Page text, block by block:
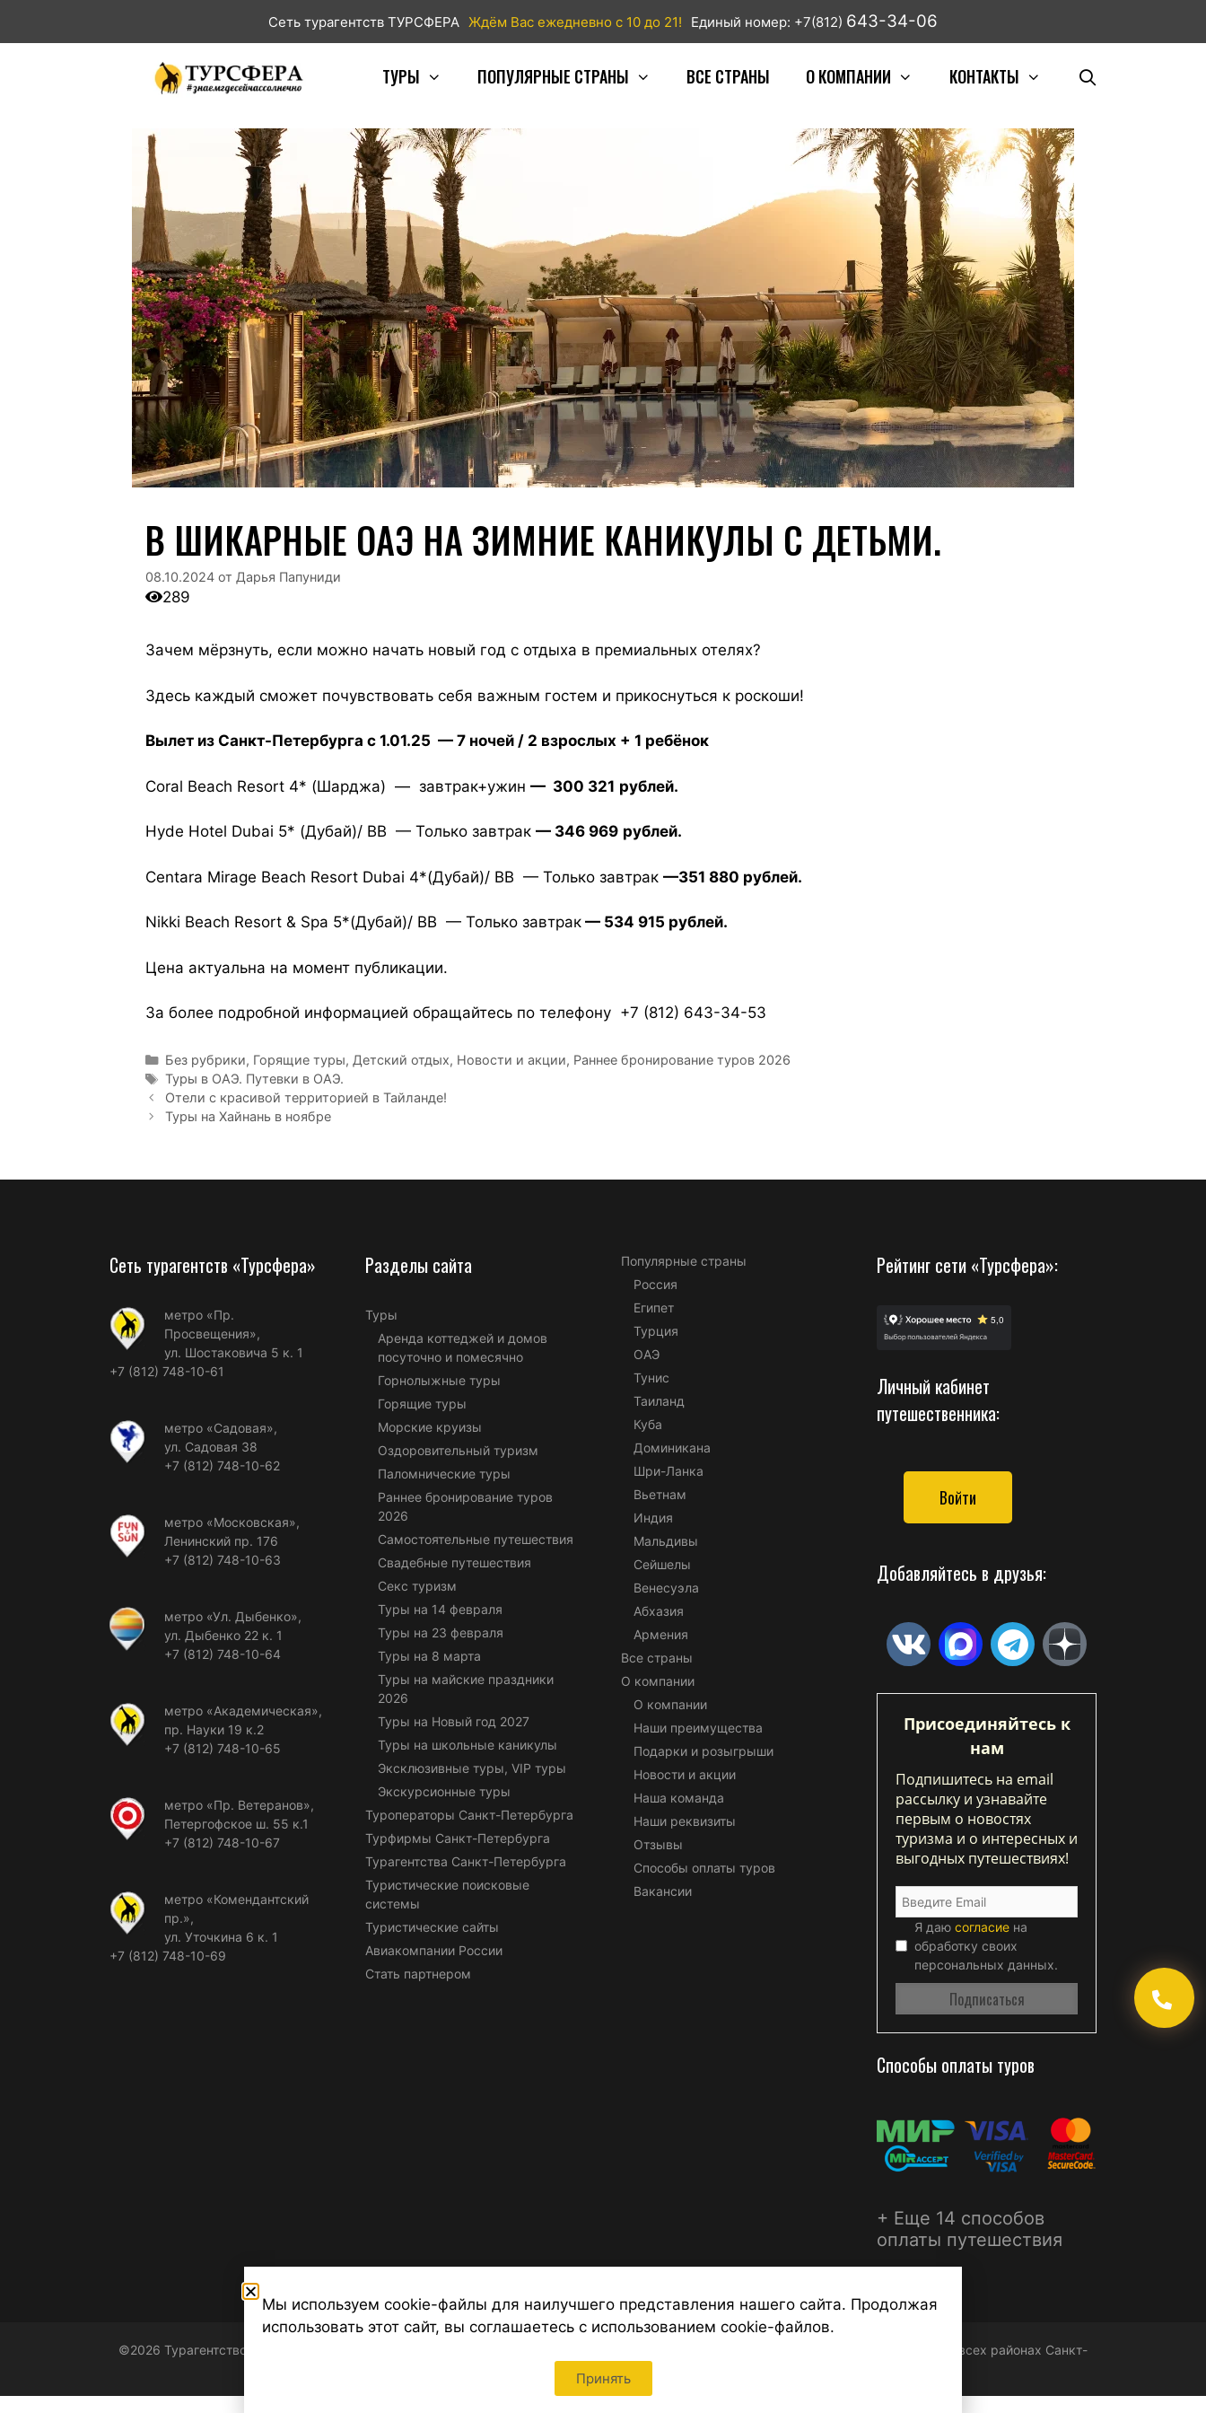
Сеть турагентств ТУРСФЕРА Ждём Вас ежедневно с 10 до 21! Единый номер: +7(812) 643-34-06
ТУРЫ ПОПУЛЯРНЫЕ СТРАНЫ ВСЕ СТРАНЫ О КОМПАНИИ КОНТАКТЫ
В ШИКАРНЫЕ ОАЭ НА ЗИМНИЕ КАНИКУЛЫ С ДЕТЬМИ.
08.10.2024 от Дарья Папуниди
289
Зачем мёрзнуть, если можно начать новый год с отдыха в премиальных отелях?
Здесь каждый сможет почувствовать себя важным гостем и прикоснуться к роскоши!
Вылет из Санкт-Петербурга с 1.01.25 — 7 ночей / 2 взрослых + 1 ребёнок
Coral Beach Resort 4* (Шарджа) — завтрак+ужин — 300 321 рублей.
Hyde Hotel Dubai 5* (Дубай)/ BB — Только завтрак — 346 969 рублей.
Centara Mirage Beach Resort Dubai 4*(Дубай)/ BB — Только завтрак —351 880 рублей.
Nikki Beach Resort & Spa 5*(Дубай)/ BB — Только завтрак — 534 915 рублей.
Цена актуальна на момент публикации.
За более подробной информацией обращайтесь по телефону +7 (812) 643-34-53
Без рубрики, Горящие туры, Детский отдых, Новости и акции, Раннее бронирование туров 2026
Туры в ОАЭ. Путевки в ОАЭ.
Отели с красивой территорией в Тайланде!
Туры на Хайнань в ноябре
Сеть турагентств «Турсфера»
метро «Пр.
Просвещения»,
ул. Шостаковича 5 к. 1
+7 (812) 748-10-61
метро «Садовая»,
ул. Садовая 38
+7 (812) 748-10-62
метро «Московская»,
Ленинский пр. 176
+7 (812) 748-10-63
метро «Ул. Дыбенко»,
ул. Дыбенко 22 к. 1
+7 (812) 748-10-64
метро «Академическая»,
пр. Науки 19 к.2
+7 (812) 748-10-65
метро «Пр. Ветеранов»,
Петергофское ш. 55 к.1
+7 (812) 748-10-67
метро «Комендантский
пр.»,
ул. Уточкина 6 к. 1
+7 (812) 748-10-69
Разделы сайта
Туры
Аренда коттеджей и домов
посуточно и помесячно
Горнолыжные туры
Горящие туры
Морские круизы
Оздоровительный туризм
Паломнические туры
Раннее бронирование туров
2026
Самостоятельные путешествия
Свадебные путешествия
Секс туризм
Туры на 14 февраля
Туры на 23 февраля
Туры на 8 марта
Туры на майские праздники
2026
Туры на Новый год 2027
Туры на школьные каникулы
Эксклюзивные туры, VIP туры
Экскурсионные туры
Туроператоры Санкт-Петербурга
Турфирмы Санкт-Петербурга
Турагентства Санкт-Петербурга
Туристические поисковые
системы
Туристические сайты
Авиакомпании России
Стать партнером
Популярные страны
Россия
Египет
Турция
ОАЭ
Тунис
Таиланд
Куба
Доминикана
Шри-Ланка
Вьетнам
Индия
Мальдивы
Сейшелы
Венесуэла
Абхазия
Армения
Все страны
О компании
О компании
Наши преимущества
Подарки и розыгрыши
Новости и акции
Наша команда
Наши реквизиты
Отзывы
Способы оплаты туров
Вакансии
Рейтинг сети «Турсфера»:
Личный кабинет
путешественника:
Войти
Добавляйтесь в друзья:
Присоединяйтесь к
нам
Подпишитесь на email
рассылку и узнавайте
первым о новостях
туризма и о интересных и
выгодных путешествиях!
Я даю согласие на
обработку своих
персональных данных.
Способы оплаты туров
+ Еще 14 способов
оплаты путешествия
©2026 Турагентство Турсфера - Поиск туров от надежных туроператоров, официальный сайт турфирмы ТУРСФЕРА - турагентства во всех районах Санкт-
Мы используем cookie-файлы для наилучшего представления нашего сайта. Продолжая
использовать этот сайт, вы соглашаетесь с использованием cookie-файлов.
Принять